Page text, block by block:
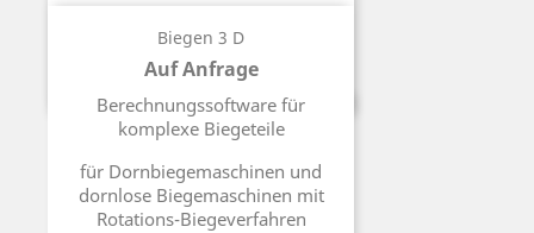
Biegen 3 D
Auf Anfrage
Preis
Berechnungssoftware für
komplexe Biegeteile
für Dornbiegemaschinen und
dornlose Biegemaschinen mit
Rotations-Biegeverfahren